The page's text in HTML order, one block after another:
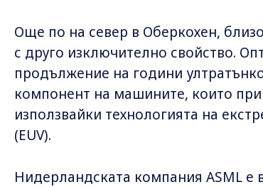
Още по на север в Оберкохен,
с друго изключително свойство.
продължение на години
компонент на машините, които
използвайки технологията на
(EUV).
Нидерландската компания ASML е